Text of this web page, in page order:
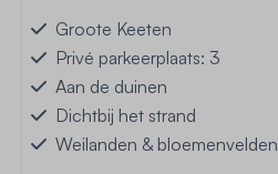
Groote Keeten
Privé parkeerplaats: 3
Aan de duinen
Dichtbij het strand
Weilanden & bloemenvelden